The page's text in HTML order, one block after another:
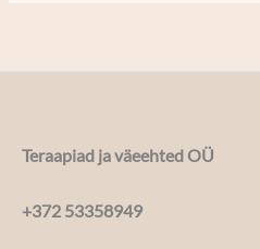
Teraapiad ja väeehted OÜ
+372 53358949